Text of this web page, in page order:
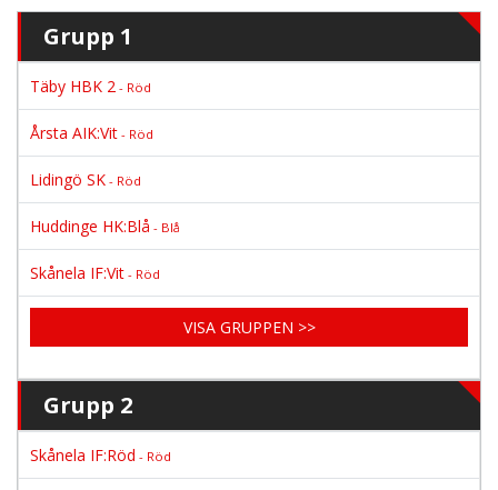
Grupp 1
Täby HBK 2 - Röd
Årsta AIK:Vit - Röd
Lidingö SK - Röd
Huddinge HK:Blå - Blå
Skånela IF:Vit - Röd
VISA GRUPPEN >>
Grupp 2
Skånela IF:Röd - Röd